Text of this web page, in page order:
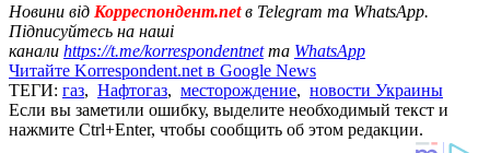
Новини від Корреспондент.netв Telegram та WhatsApp.
Підписуйтесь на наші
канали https://t.me/korrespondentnetта WhatsApp
Читайте Korrespondent.net в Google News
ТЕГИ: газ, Нафтогаз, месторождение, новости Украины
Если вы заметили ошибку, выделите необходимый текст и
нажмите Ctrl+Enter, чтобы сообщить об этом редакции.